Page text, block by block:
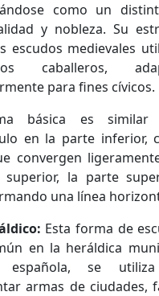
como un
y nobleza. Su
escudos medievales
caballeros,
para fines cívicos.
básica es
en la parte inferior,
convergen
la parte
una línea
Esta forma de
en la heráldica
española, se
armas de ciudades,